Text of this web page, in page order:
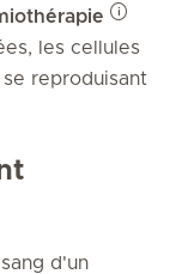
les cellules
reproduisant
d'un